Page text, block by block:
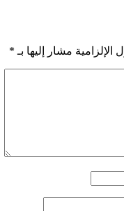
الإلزامية مشار إليها بـ *